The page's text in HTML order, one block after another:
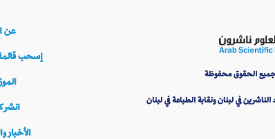
عن
إسحب
في لبنان ونقابة الطباعة في لبنان